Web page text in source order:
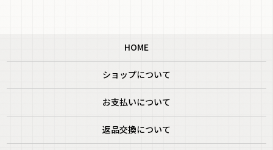
HOME
ショップについて
お支払いについて
返品交換について